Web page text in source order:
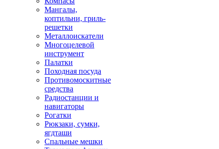
Мангалы,
коптильни, гриль-
решетки
Металлоискатели
Многоцелевой
инструмент
Палатки
Походная посуда
Противомоскитные
средства
Радиостанции и
навигаторы
Рогатки
Рюкзаки, сумки,
ягдташи
Спальные мешки